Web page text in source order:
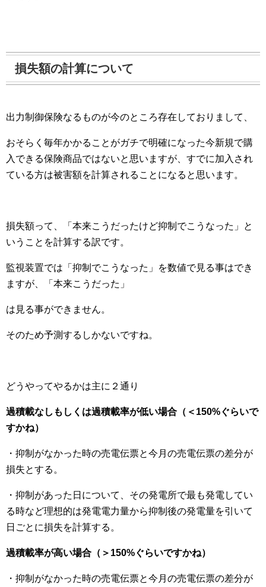
損失額の計算について
出力制御保険なるものが今のところ存在しておりまして、
おそらく毎年かかることがガチで明確になった今新規で購
入できる保険商品ではないと思いますが、すでに加入され
ている方は被害額を計算されることになると思います。
損失額って、「本来こうだったけど抑制でこうなった」と
いうことを計算する訳です。
監視装置では「抑制でこうなった」を数値で見る事はでき
ますが、「本来こうだった」
は見る事ができません。
そのため予測するしかないですね。
どうやってやるかは主に２通り
過積載なしもしくは過積載率が低い場合（＜150%ぐらいで
すかね）
・抑制がなかった時の売電伝票と今月の売電伝票の差分が
損失とする。
・抑制があった日について、その発電所で最も発電してい
る時など理想的は発電電力量から抑制後の発電量を引いて
日ごとに損失を計算する。
過積載率が高い場合（＞150%ぐらいですかね）
・抑制がなかった時の売電伝票と今月の売電伝票の差分が